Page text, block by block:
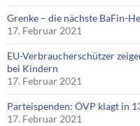
Grenke – die nächste BaFin-
17. Februar 2021
EU-Verbraucherschützer
bei Kindern
17. Februar 2021
Parteispenden: ÖVP klagt in
17. Februar 2021